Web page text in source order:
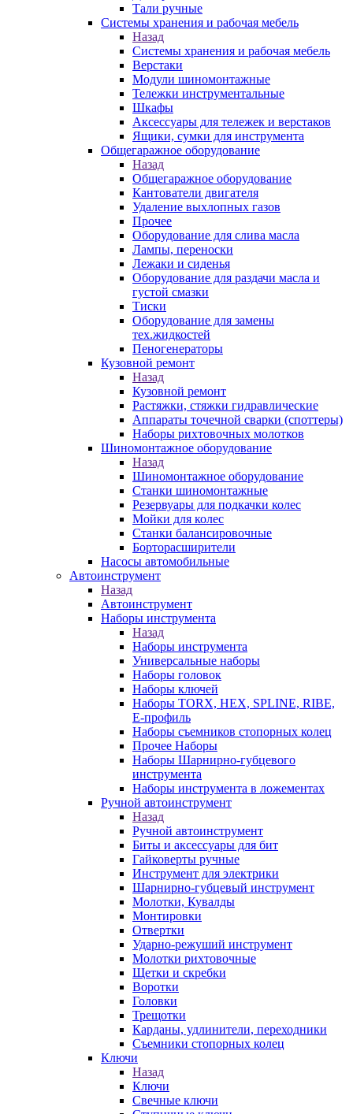
Тали ручные
Системы хранения и рабочая мебель
Назад
Системы хранения и рабочая мебель
Верстаки
Модули шиномонтажные
Тележки инструментальные
Шкафы
Аксессуары для тележек и верстаков
Ящики, сумки для инструмента
Общегаражное оборудование
Назад
Общегаражное оборудование
Кантователи двигателя
Удаление выхлопных газов
Прочее
Оборудование для слива масла
Лампы, переноски
Лежаки и сиденья
Оборудование для раздачи масла и
густой смазки
Тиски
Оборудование для замены
тех.жидкостей
Пеногенераторы
Кузовной ремонт
Назад
Кузовной ремонт
Растяжки, стяжки гидравлические
Аппараты точечной сварки (споттеры)
Наборы рихтовочных молотков
Шиномонтажное оборудование
Назад
Шиномонтажное оборудование
Станки шиномонтажные
Резервуары для подкачки колес
Мойки для колес
Станки балансировочные
Борторасширители
Насосы автомобильные
Автоинструмент
Назад
Автоинструмент
Наборы инструмента
Назад
Наборы инструмента
Универсальные наборы
Наборы головок
Наборы ключей
Наборы TORX, HEX, SPLINE, RIBE,
E-профиль
Наборы съемников стопорных колец
Прочее Наборы
Наборы Шарнирно-губцевого
инструмента
Наборы инструмента в ложементах
Ручной автоинструмент
Назад
Ручной автоинструмент
Биты и аксессуары для бит
Гайковерты ручные
Инструмент для электрики
Шарнирно-губцевый инструмент
Молотки, Кувалды
Монтировки
Отвертки
Ударно-режуший инструмент
Молотки рихтовочные
Щетки и скребки
Воротки
Головки
Трещотки
Карданы, удлинители, переходники
Съемники стопорных колец
Ключи
Назад
Ключи
Свечные ключи